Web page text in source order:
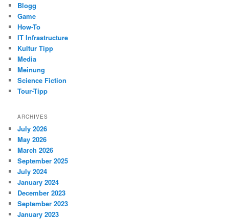
Blogg
Game
How-To
IT Infrastructure
Kultur Tipp
Media
Meinung
Science Fiction
Tour-Tipp
ARCHIVES
July 2026
May 2026
March 2026
September 2025
July 2024
January 2024
December 2023
September 2023
January 2023